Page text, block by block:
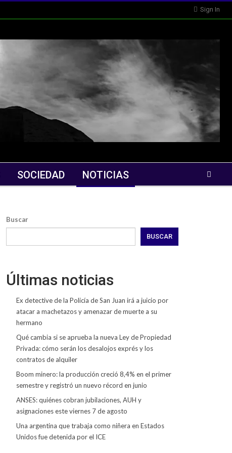
Sign In
SOCIEDAD NOTICIAS
Buscar
BUSCAR
Últimas noticias
Ex detective de la Policía de San Juan irá a juicio por
atacar a machetazos y amenazar de muerte a su
hermano
Qué cambia si se aprueba la nueva Ley de Propiedad
Privada: cómo serán los desalojos exprés y los
contratos de alquiler
Boom minero: la producción creció 8,4% en el primer
semestre y registró un nuevo récord en junio
ANSES: quiénes cobran jubilaciones, AUH y
asignaciones este viernes 7 de agosto
Una argentina que trabaja como niñera en Estados
Unidos fue detenida por el ICE